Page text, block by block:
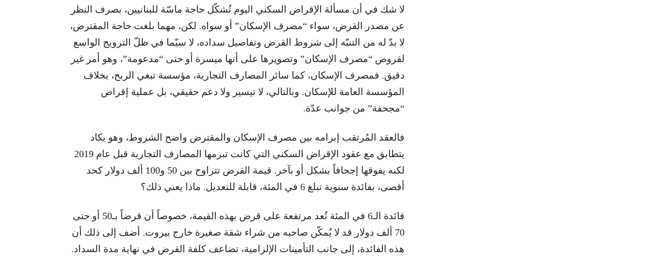
لا شك في أن مسألة الإقراض السكني اليوم تُشكّل حاجة ماسّة للبنانيين، بصرف النظر
عن مصدر القرض، سواء “مصرف الإسكان” أو سواه. لكن، مهما بلغت حاجة المقترض،
لا بدّ له من التنبّه إلى شروط القرض وتفاصيل سداده، لا سيّما في ظلّ الترويج الواسع
لقروض “مصرف الإسكان” وتصويرها على أنها ميسرة أو حتى “مدعومة”، وهو أمر غير
دقيق. فمصرف الإسكان، كما سائر المصارف التجارية، مؤسسة تبغي الربح، بخلاف
المؤسسة العامة للإسكان. وبالتالي، لا تيسير ولا دعم حقيقي، بل عملية إقراض
“مجحفة” من جوانب عدّة.
فالعقد المُرتقب إبرامه بين مصرف الإسكان والمقترض واضح الشروط، وهو يكاد
يتطابق مع عقود الإقراض السكني التي كانت تبرمها المصارف التجارية قبل عام 2019
لكنه يفوقها إجحافاً بشكل أو بآخر. قيمة القرض تتراوح بين 50 و100 ألف دولار كحد
أقصى، بفائدة سنوية تبلغ 6 في المئة، قابلة للتعديل. ماذا يعني ذلك؟
فائدة الـ6 في المئة تُعد مرتفعة على قرض بهذه القيمة، خصوصاً أن قرضاً بـ50 أو حتى
70 ألف دولار قد لا يُمكّن صاحبه من شراء شقة صغيرة خارج بيروت. أضف إلى ذلك أن
هذه الفائدة، إلى جانب التأمينات الإلزامية، تضاعف كلفة القرض في نهاية مدة السداد.